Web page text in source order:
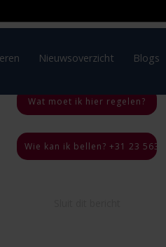
condoleren Nieuwsoverzicht
OVERLIJDEN IN HET
BUITENLAND
Wat moet ik hier regelen?
Wie kan ik bellen? +31 23 563